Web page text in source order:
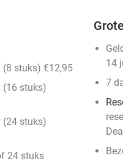
(8 stuks) €12,95
(16 stuks)
(24 stuks)
24 stuks
14
7